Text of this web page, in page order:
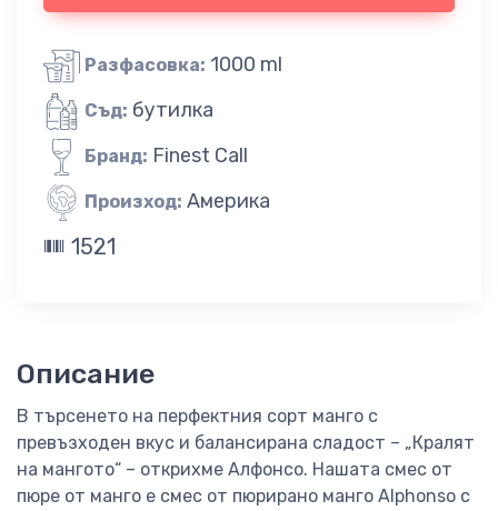
Разфасовка: 1000 ml
Съд: бутилка
Бранд: Finest Call
Произход: Америка
1521
Описание
В търсенето на перфектния сорт манго с
превъзходен вкус и балансирана сладост – „Кралят
на мангото“ – открихме Алфонсо. Нашата смес от
пюре от манго е смес от пюрирано манго Alphonso с